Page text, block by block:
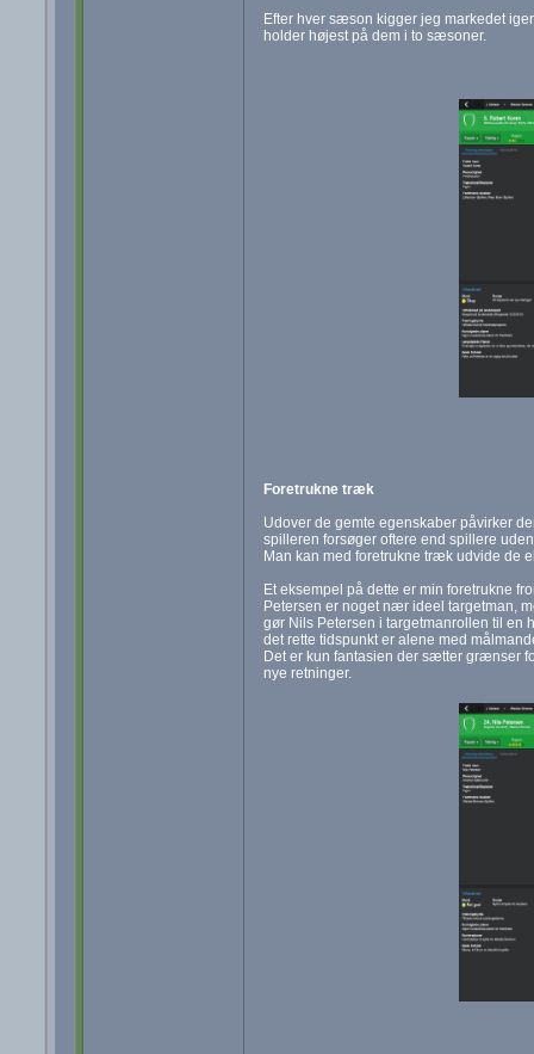
Efter hver sæson kigger jeg markedet
holder højest på dem i to sæsoner.
Foretrukne træk
Udover de gemte egenskaber påvirker
spilleren forsøger oftere end spillere
Man kan med foretrukne træk udvide de
Et eksempel på dette er min foretrukne
Petersen er noget nær ideel targetman,
gør Nils Petersen i targetmanrollen til en
det rette tidspunkt er alene med
Det er kun fantasien der sætter grænser
nye retninger.